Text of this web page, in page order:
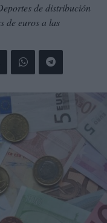
de distribución
de euros a las